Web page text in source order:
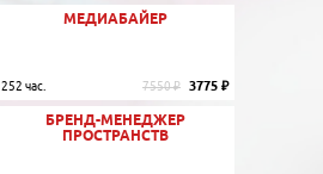
МЕДИАБАЙЕР
252 час. 7550 ₽ 3775 ₽
БРЕНД-МЕНЕДЖЕР
ПРОСТРАНСТВ